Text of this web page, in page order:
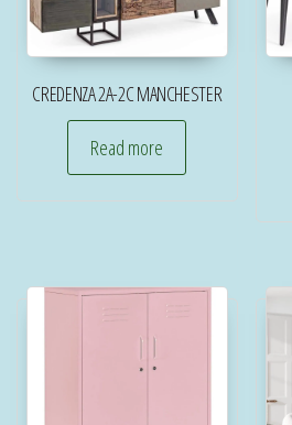
CREDENZA 2A-2C MANCHESTER
Read more